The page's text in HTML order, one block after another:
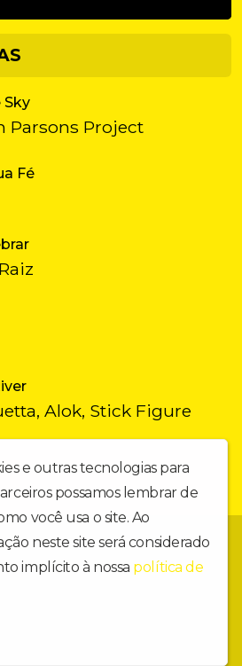
Sky
Parsons Project
Fé
Alok, Stick Figure
e outras tecnologias para
possamos lembrar de
você usa o site. Ao
neste site será considerado
implícito à nossa política de
AQUI! 🌍✨ 10 anos de revolução
do comum, dentro do seu coração!
OMK Ano 10/ 2026 |
Reservados.